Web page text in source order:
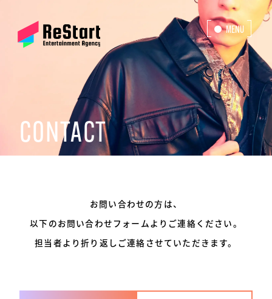
MENU
CLOSE
CONTACT
お問い合わせの方は、
以下のお問い合わせフォームよりご連絡ください。
担当者より折り返しご連絡させていただきます。